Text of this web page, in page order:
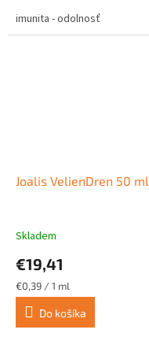
imunita - odolnosť
Joalis VelienDren 50 ml
Skladem
€19,41
Jednotková
cena:
€0,39 / 1 ml
Do košíka